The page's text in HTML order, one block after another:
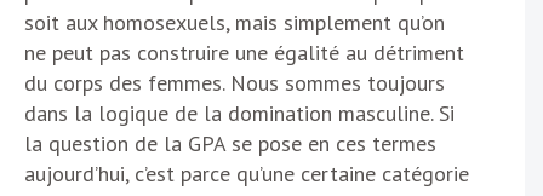
soit aux homosexuels, mais simplement qu’on
ne peut pas construire une égalité au détriment
du corps des femmes. Nous sommes toujours
dans la logique de la domination masculine. Si
la question de la GPA se pose en ces termes
aujourd’hui, c’est parce qu’une certaine catégorie